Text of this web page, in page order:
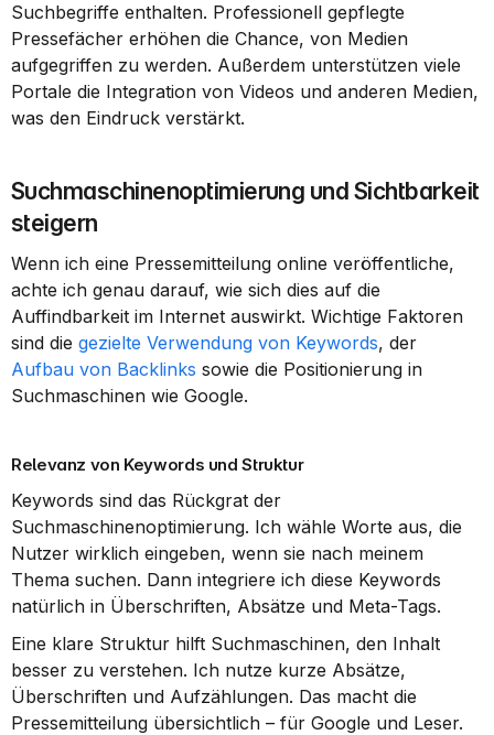
Suchbegriffe enthalten. Professionell gepflegte
Pressefächer erhöhen die Chance, von Medien
aufgegriffen zu werden. Außerdem unterstützen viele
Portale die Integration von Videos und anderen Medien,
was den Eindruck verstärkt.
Suchmaschinenoptimierung und Sichtbarkeit
steigern
Wenn ich eine Pressemitteilung online veröffentliche,
achte ich genau darauf, wie sich dies auf die
Auffindbarkeit im Internet auswirkt. Wichtige Faktoren
sind die gezielte Verwendung von Keywords
Aufbau von Backlinks sowie die Positionierung in
Suchmaschinen wie Google.
Relevanz von Keywords und Struktur
Keywords sind das Rückgrat der
Suchmaschinenoptimierung. Ich wähle Worte aus, die
Nutzer wirklich eingeben, wenn sie nach meinem
Thema suchen. Dann integriere ich diese Keywords
natürlich in Überschriften, Absätze und Meta-Tags.
Eine klare Struktur hilft Suchmaschinen, den Inhalt
besser zu verstehen. Ich nutze kurze Absätze,
Überschriften und Aufzählungen. Das macht die
Pressemitteilung übersichtlich – für Google und Leser.